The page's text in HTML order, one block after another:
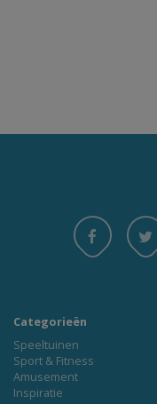
Categorieën
Speeltuinen
Sport & Fitness
Amusement
Inspiratie